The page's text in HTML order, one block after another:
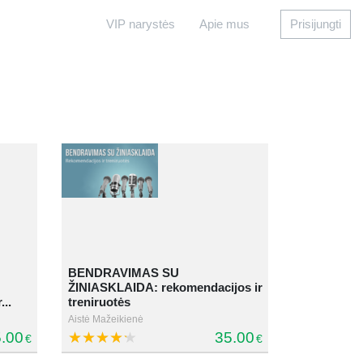
VIP narystės Apie mus Prisijungti
€
BENDRAVIMAS SU
ŽINIASKLAIDA: rekomendacijos ir
treniruotės
Aistė Mažeikienė
35.00€